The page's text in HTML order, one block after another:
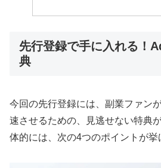
先行登録で手に入れる！
典
今回の先行登録には、副業ファン
速させるための、見逃せない特典
体的には、次の4つのポイントが挙